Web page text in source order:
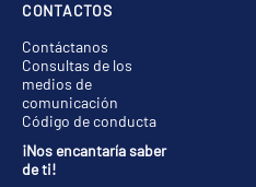
CONTACTOS
Contáctanos
Consultas de los
medios de
comunicación
Código de conducta
¡Nos encantaría saber
de ti!